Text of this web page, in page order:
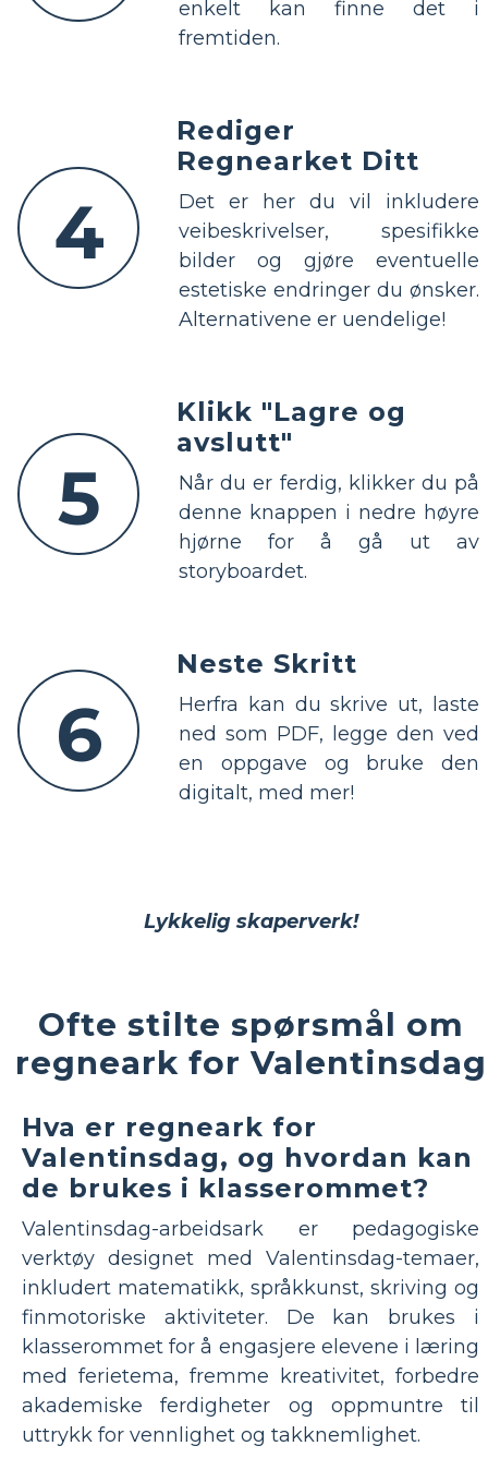
enkelt kan finne det i
fremtiden.
4
Rediger
Regnearket Ditt
Det er her du vil inkludere
veibeskrivelser, spesifikke
bilder og gjøre eventuelle
estetiske endringer du ønsker.
Alternativene er uendelige!
5
Klikk "Lagre og
avslutt"
Når du er ferdig, klikker du på
denne knappen i nedre høyre
hjørne for å gå ut av
storyboardet.
6
Neste Skritt
Herfra kan du skrive ut, laste
ned som PDF, legge den ved
en oppgave og bruke den
digitalt, med mer!
Lykkelig skaperverk!
Ofte stilte spørsmål om
regneark for Valentinsdag
Hva er regneark for
Valentinsdag, og hvordan kan
de brukes i klasserommet?
Valentinsdag-arbeidsark er pedagogiske
verktøy designet med Valentinsdag-temaer,
inkludert matematikk, språkkunst, skriving og
finmotoriske aktiviteter. De kan brukes i
klasserommet for å engasjere elevene i læring
med ferietema, fremme kreativitet, forbedre
akademiske ferdigheter og oppmuntre til
uttrykk for vennlighet og takknemlighet.